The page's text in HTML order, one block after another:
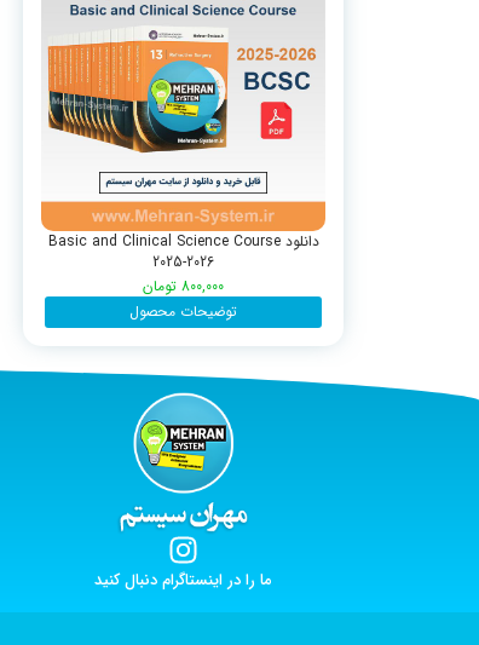
دانلود Basic and Clinical Science Course
2025-2026
800,000 تومان
توضیحات محصول
ما را در اینستاگرام دنبال کنید